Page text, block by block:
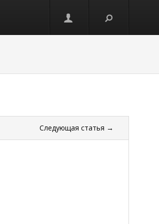
Следующая статья →